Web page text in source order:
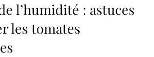
l’humidité : astuces
les tomates